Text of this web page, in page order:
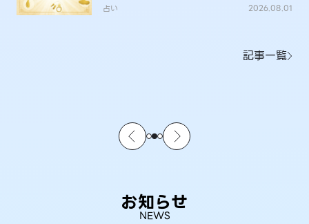
占い 2026.08.01
記事一覧
お知らせ
NEWS